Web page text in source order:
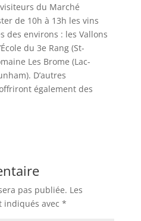
du Marché
de 10h à 13h les vins
des environs : les Vallons
du 3e Rang (St-
Les Brome (Lac-
D’autres
également des
pas publiée. Les
indiqués avec *